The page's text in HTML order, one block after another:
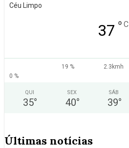
Céu Limpo
37 ° C
19 %
2.3kmh
0 %
QUI
35°
SEX
40°
SÁB
39°
Últimas notícias